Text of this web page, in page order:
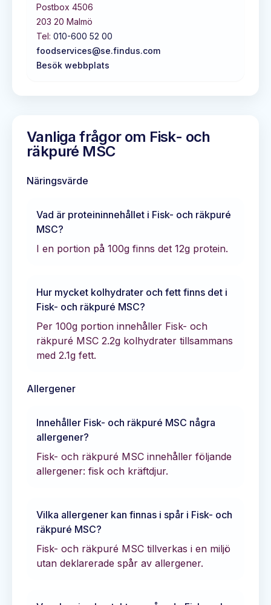
Postbox 4506
203 20 Malmö
Tel: 010-600 52 00
foodservices@se.findus.com
Besök webbplats
Vanliga frågor om Fisk- och
räkpuré MSC
Näringsvärde
Vad är proteininnehållet i Fisk- och räkpuré
MSC?
I en portion på 100g finns det 12g protein.
Hur mycket kolhydrater och fett finns det i
Fisk- och räkpuré MSC?
Per 100g portion innehåller Fisk- och
räkpuré MSC 2.2g kolhydrater tillsammans
med 2.1g fett.
Allergener
Innehåller Fisk- och räkpuré MSC några
allergener?
Fisk- och räkpuré MSC innehåller följande
allergener: fisk och kräftdjur.
Vilka allergener kan finnas i spår i Fisk- och
räkpuré MSC?
Fisk- och räkpuré MSC tillverkas i en miljö
utan deklarerade spår av allergener.